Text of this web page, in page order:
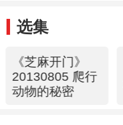
选集
《芝麻开门》
20130805 爬行
动物的秘密